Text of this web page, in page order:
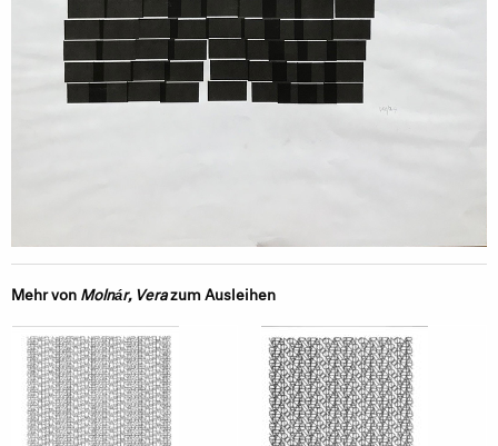
Mehr vonMolnár, Verazum Ausleihen